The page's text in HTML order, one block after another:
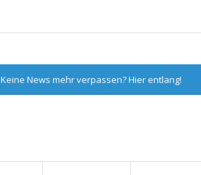
Keine News mehr verpassen? Hier entlang!